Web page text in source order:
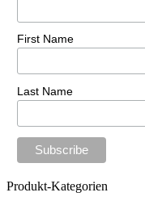
First Name
Last Name
Produkt-Kategorien